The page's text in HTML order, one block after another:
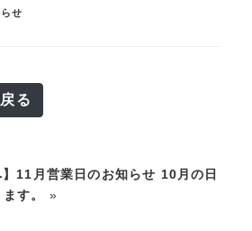
せ
る
】11月営業日のお知らせ 10月の日
す。
»